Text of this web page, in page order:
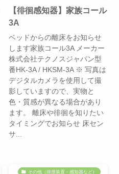
【徘徊感知器】家族コール
3A
ベッドからの離床をお知らせ
します家族コール3A メーカー
株式会社テクノスジャパン型
番HK-3A / HKSM-3A ※ 写真は
デジタルカメラを使用して撮
影していますので、実物と
色・質感が異なる場合があり
ます。 離床や徘徊を知りたい
タイミングでお知らせ 床セン
サ...
その他（排泄装置・感知器など）